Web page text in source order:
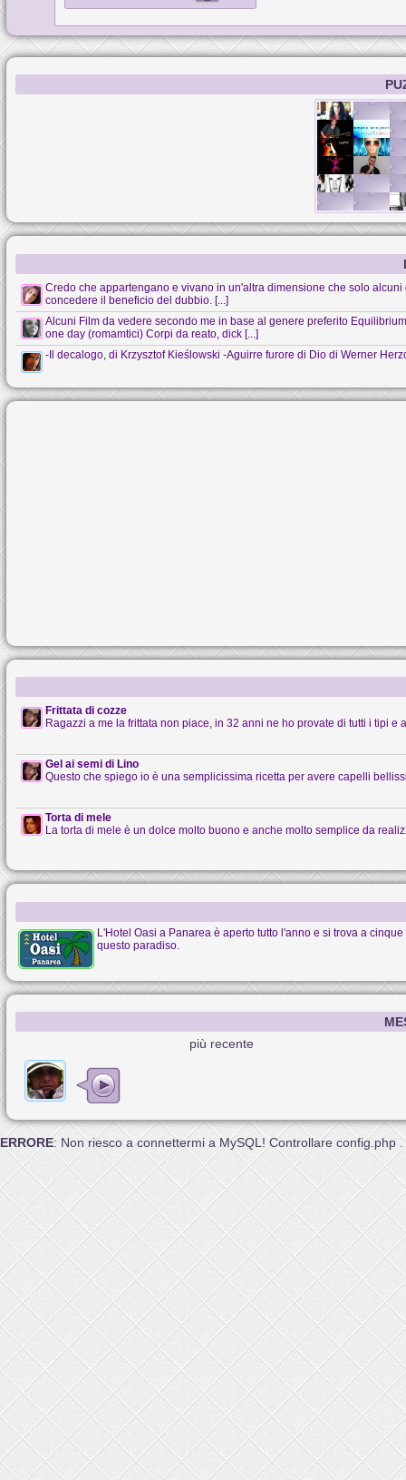
Credo che appartengano e vivano in un'altra dimensione che solo
concedere il beneficio del dubbio. [...]
Alcuni Film da vedere secondo me in base al genere preferito
one day (romamtici) Corpi da reato, dick [...]
-Il decalogo, di Krzysztof Kieślowski -Aguirre furore di Dio di Werner
Frittata di cozze
Ragazzi a me la frittata non piace, in 32 anni ne ho provate di tutti i tipi e
Gel ai semi di Lino
Questo che spiego io è una semplicissima ricetta per avere capelli
Torta di mele
La torta di mele è un dolce molto buono e anche molto semplice da
L'Hotel Oasi a Panarea è aperto tutto l'anno e si trova a
questo paradiso.
più recente
ERRORE: Non riesco a connettermi a MySQL! Controllare config.php .